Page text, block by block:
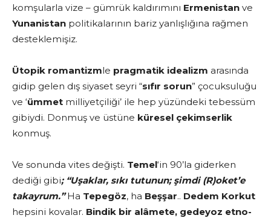
komşularla vize – gümrük kaldırımını Ermenistan ve
Yunanistan politikalarının bariz yanlışlığına rağmen
desteklemişiz.
Ütopik romantizmle pragmatik idealizm arasında
gidip gelen dış siyaset seyri “sıfır sorun” çocuksuluğu
ve ‘ümmet milliyetçiliği’ ile hep yüzündeki tebessüm
gibiydi. Donmuş ve üstüne küresel çekimserlik
konmuş.
Ve sonunda vites değişti. Temel‘in 90’la giderken
dediği gibi; “Uşaklar, sıkı tutunun; şimdi (R)oket’e
takayrum.”Ha Tepegöz, ha Beşşar.. Dedem Korkut
hepsini kovalar. Bindik bir alâmete, gedeyoz etno-